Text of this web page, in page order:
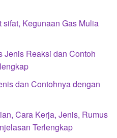
Kegunaan Gas Mulia
Jenis Reaksi dan Contoh
dan Contohnya dengan
Cara Kerja, Jenis, Rumus
Terlengkap